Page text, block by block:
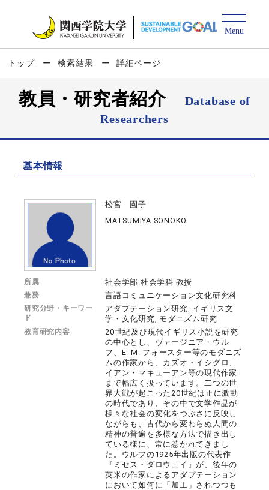
トップ 検索結果 詳細ページ
教員・研究者紹介
Database of
Researchers
基本情報
松宮 園子
MATSUMIYA SONOKO
所属 社会学部 社会学科 教授
兼務 言語コミュニケーション文化研究科
研究分野・キーワー
ド
アダプテーション研究, イギリス文
学・文化研究, モダニズム研究
教育研究内容
20世紀及び現代イギリス小説を研究
の中心とし、ヴァージニア・ウル
フ、E. M. フォースター等のモダニズ
ムの作家から、カズオ・イシグロ、
イアン・マキューアン等の現代作家
まで幅広く扱っています。二つの世
界大戦が起こった20世紀は正に激動
の時代であり、その中で文学作品が
様々な社会の変化をつぶさに反映し
ながらも、古代から変わらぬ人間の
精神の普遍を多様な方法で描き出し
ている様に、常に惹かれてきまし
た。ウルフの1925年出版の代表作
『ミセス・ダロウェイ』が、後年の
英米の作家によるアダプテーション
において如何に「加工」されつつも